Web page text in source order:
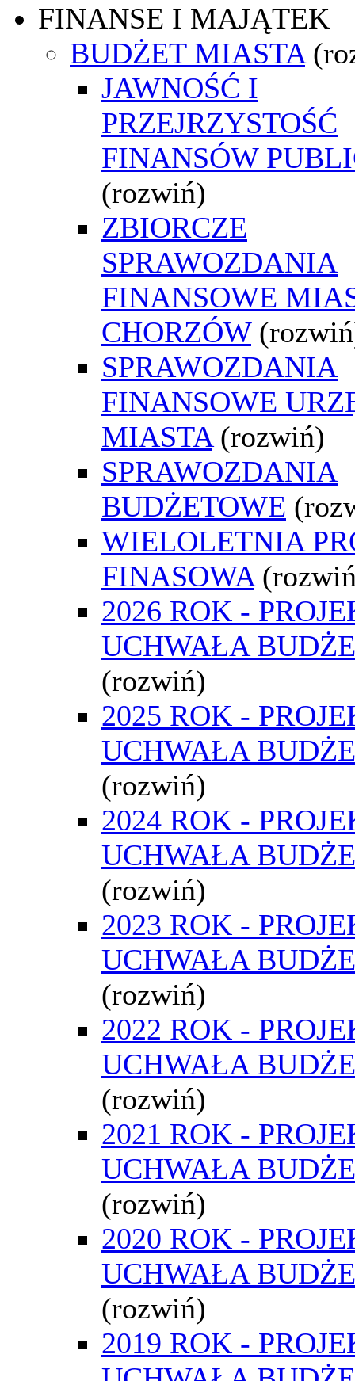
FINANSE I MAJĄTEK
BUDŻET MIASTA
JAWNOŚĆ I
PRZEJRZYSTOŚĆ
FINANSÓW
(rozwiń)
ZBIORCZE
SPRAWOZDANIA
FINANSOWE
CHORZÓW
SPRAWOZDANIA
FINANSOWE
MIASTA (rozwiń)
SPRAWOZDANIA
BUDŻETOWE
WIELOLETNIA
FINASOWA
2026 ROK -
UCHWAŁA
(rozwiń)
2025 ROK -
UCHWAŁA
(rozwiń)
2024 ROK -
UCHWAŁA
(rozwiń)
2023 ROK -
UCHWAŁA
(rozwiń)
2022 ROK -
UCHWAŁA
(rozwiń)
2021 ROK -
UCHWAŁA
(rozwiń)
2020 ROK -
UCHWAŁA
(rozwiń)
2019 ROK -